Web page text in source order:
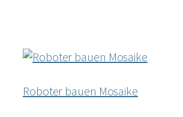
Roboter bauen Mosaike